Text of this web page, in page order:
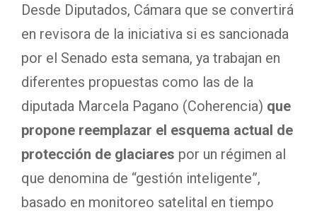
Desde Diputados, Cámara que se convertirá
en revisora de la iniciativa si es sancionada
por el Senado esta semana, ya trabajan en
diferentes propuestas como las de la
diputada Marcela Pagano (Coherencia) que
propone reemplazar el esquema actual de
protección de glaciares por un régimen al
que denomina de “gestión inteligente”,
basado en monitoreo satelital en tiempo